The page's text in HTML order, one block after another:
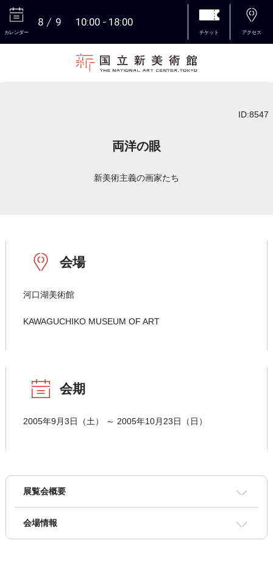
カレンダー
8 9 10:00 18:00
チケット アクセス
ID:8547
両洋の眼
新美術主義の画家たち
会場
河口湖美術館
KAWAGUCHIKO MUSEUM OF ART
会期
2005年9月3日（土） ～ 2005年10月23日（日）
展覧会概要
会場情報